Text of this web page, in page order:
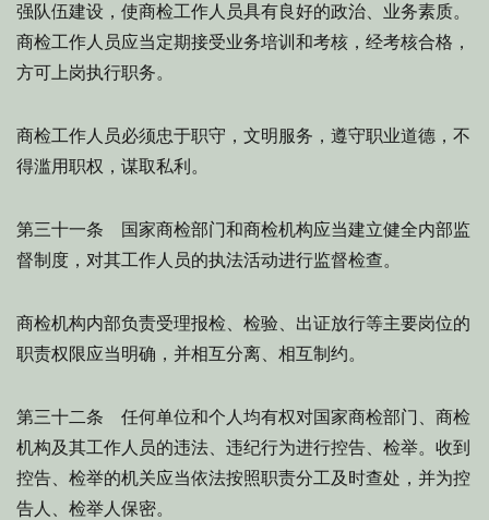
强队伍建设，使商检工作人员具有良好的政治、业务素质。
商检工作人员应当定期接受业务培训和考核，经考核合格，
方可上岗执行职务。
商检工作人员必须忠于职守，文明服务，遵守职业道德，不
得滥用职权，谋取私利。
第三十一条 国家商检部门和商检机构应当建立健全内部监
督制度，对其工作人员的执法活动进行监督检查。
商检机构内部负责受理报检、检验、出证放行等主要岗位的
职责权限应当明确，并相互分离、相互制约。
第三十二条 任何单位和个人均有权对国家商检部门、商检
机构及其工作人员的违法、违纪行为进行控告、检举。收到
控告、检举的机关应当依法按照职责分工及时查处，并为控
告人、检举人保密。